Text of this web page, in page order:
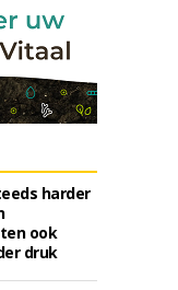
harder
ook
druk